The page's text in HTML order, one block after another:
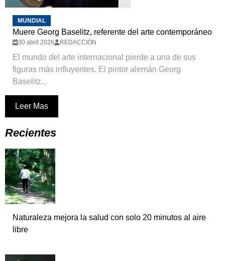
MUNDIAL
Muere Georg Baselitz, referente del arte contemporáneo
30 abril 2026 REDACCIÓN
El mundo del arte internacional pierde a una de sus
figuras más influyentes. El pintor alemán Georg
Baselitz...
Leer Mas
Recientes
Naturaleza mejora la salud con solo 20 minutos al aire
libre